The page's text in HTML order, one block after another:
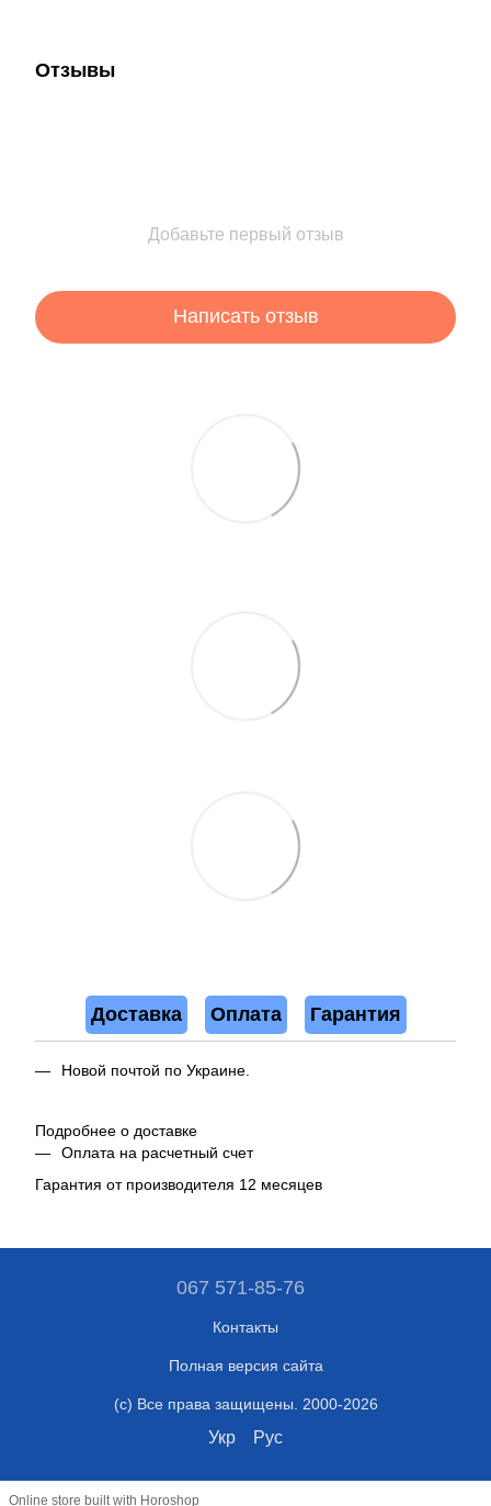
Отзывы
Добавьте первый отзыв
Написать отзыв
Доставка Оплата Гарантия
Новой почтой по Украине.
Подробнее о доставке
Оплата на расчетный счет
Гарантия от производителя 12 месяцев
067 571-85-76
Контакты
Полная версия сайта
(c) Все права защищены. 2000-2026
Укр Рус
Online store built with Horoshop